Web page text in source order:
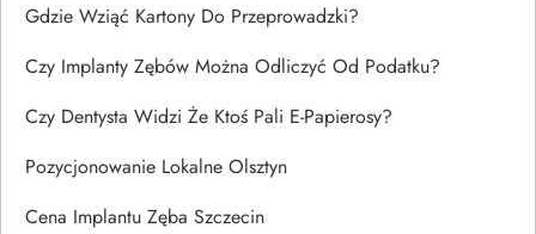
Gdzie Wziąć Kartony Do Przeprowadzki?
Czy Implanty Zębów Można Odliczyć Od Podatku?
Czy Dentysta Widzi Że Ktoś Pali E-Papierosy?
Pozycjonowanie Lokalne Olsztyn
Cena Implantu Zęba Szczecin